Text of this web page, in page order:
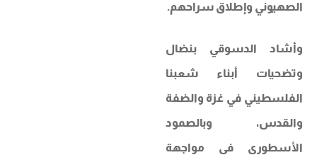
الصهيوني وإطلاق سراحهم.
وأشاد الدسوقي بنضال
وتضحيات أبناء شعبنا
الفلسطيني في غزة والضفة
والقدس، وبالصمود
الأسطوري في مواجهة